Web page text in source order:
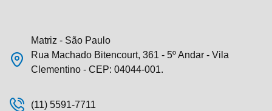
Matriz - São Paulo
Rua Machado Bitencourt, 361 - 5º Andar - Vila
Clementino - CEP: 04044-001.
(11) 5591-7711